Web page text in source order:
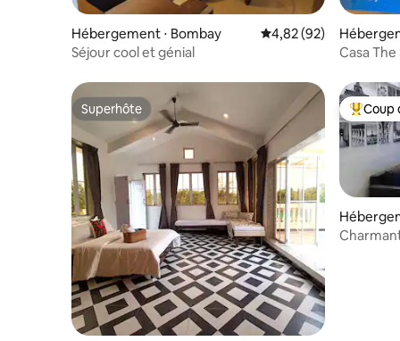
Hébergement ⋅ Bombay Évaluation moyenne
4,82 (92)
Séjour cool et génial
Casa
Superhôte
Superhôte Coups
Coup
y